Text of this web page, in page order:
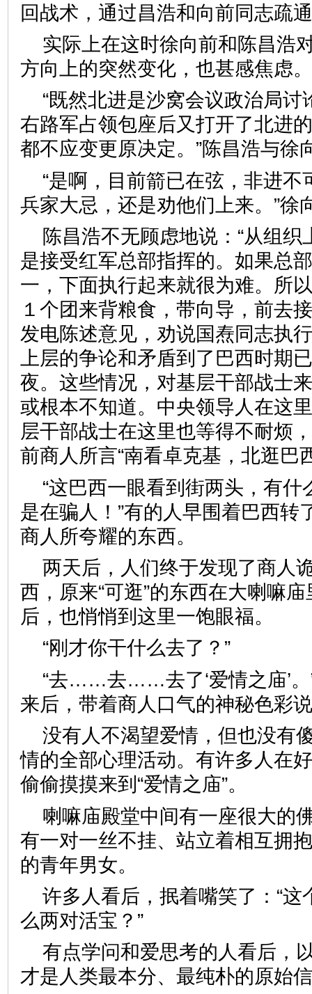
回战术，通过昌浩和向前同志疏
实际上在这时徐向前和陈昌浩
方向上的突然变化，也甚感焦虑。
“既然北进是沙窝会议政治局
右路军占领包座后又打开了北进
都不应变更原决定。”陈昌浩与徐
“是啊，目前箭已在弦，非进
兵家大忌，还是劝他们上来。”徐
陈昌浩不无顾虑地说：“从组
是接受红军总部指挥的。如果总
一，下面执行起来就很为难。所
１个团来背粮食，带向导，前去
发电陈述意见，劝说国焘同志执
上层的争论和矛盾到了巴西时期
夜。这些情况，对基层干部战士
或根本不知道。中央领导人在这
层干部战士在这里也等得不耐烦
前商人所言“南看卓克基，北逛巴
“这巴西一眼看到街两头，有
是在骗人！”有的人早围着巴西转
商人所夸耀的东西。
两天后，人们终于发现了商人
西，原来“可逛”的东西在大喇嘛
后，也悄悄到这里一饱眼福。
“刚才你干什么去了？”
“去……去……去了‘爱情之庙’。
来后，带着商人口气的神秘色彩
没有人不渴望爱情，但也没有
情的全部心理活动。有许多人在
偷偷摸摸来到“爱情之庙”。
喇嘛庙殿堂中间有一座很大的
有一对一丝不挂、站立着相互拥
的青年男女。
许多人看后，抿着嘴笑了：“这
么两对活宝？”
有点学问和爱思考的人看后，
才是人类最本分、最纯朴的原始